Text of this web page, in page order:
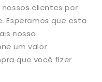
clientes por
Esperamos que esta
nosso
um valor
que você fizer